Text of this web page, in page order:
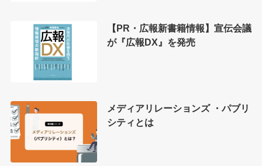
【PR・広報新書籍情報】宣伝会議
が『広報DX』を発売
メディアリレーションズ ・パブリ
シティとは